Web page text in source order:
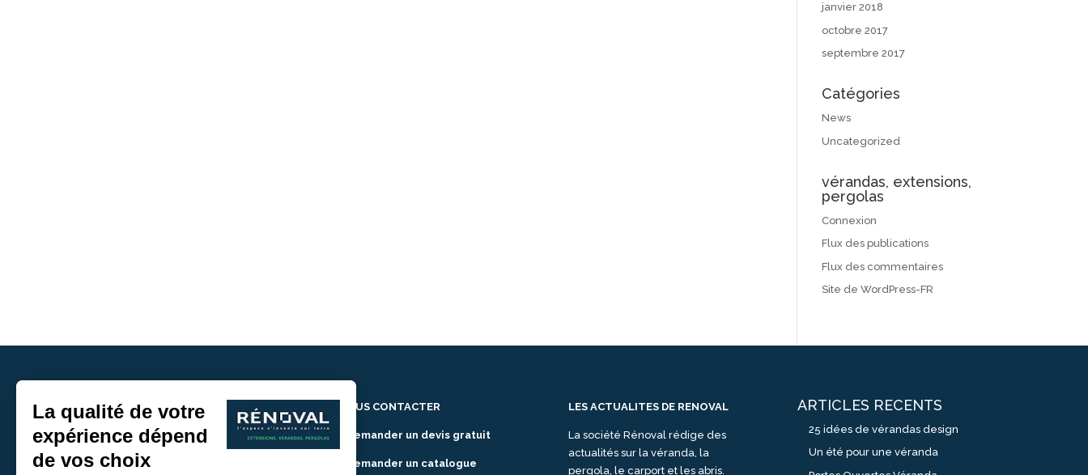
janvier 2018
octobre 2017
septembre 2017
Catégories
News
Uncategorized
vérandas, extensions,
pergolas
Connexion
Flux des publications
Flux des commentaires
Site de WordPress-FR
NOUS CONTACTER
> Demander un devis gratuit
> Demander un catalogue
LES ACTUALITES DE RENOVAL
La société Rénoval rédige des
actualités sur la véranda, la
pergola, le carport et les abris.
ARTICLES RECENTS
25 idées de vérandas design
Un été pour une véranda